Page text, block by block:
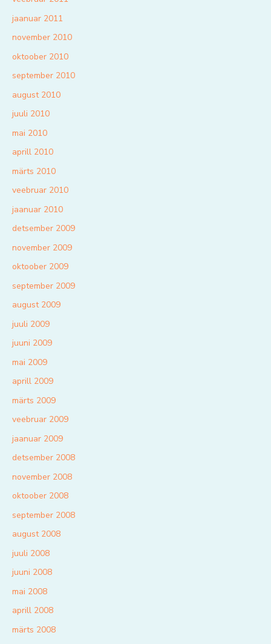
jaanuar 2011
november 2010
oktoober 2010
september 2010
august 2010
juuli 2010
mai 2010
aprill 2010
märts 2010
veebruar 2010
jaanuar 2010
detsember 2009
november 2009
oktoober 2009
september 2009
august 2009
juuli 2009
juuni 2009
mai 2009
aprill 2009
märts 2009
veebruar 2009
jaanuar 2009
detsember 2008
november 2008
oktoober 2008
september 2008
august 2008
juuli 2008
juuni 2008
mai 2008
aprill 2008
märts 2008